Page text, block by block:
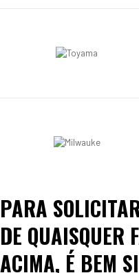
PARA
DE QUAISQUER
ACIMA, É BEM